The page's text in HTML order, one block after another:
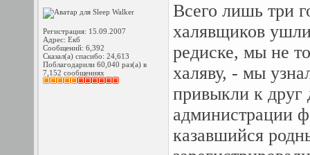
Регистрация: 15.09.2007
Адрес: Екб
Сообщений: 6,392
Сказал(а) спасибо: 24,613
Поблагодарили 60,040 раз(а) в
7,152 сообщениях
Всего лишь три
халявщиков
редиске, мы не
халяву, - мы
привыкли к друг
администрации
казавшийся